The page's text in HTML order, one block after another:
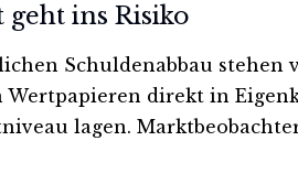
ins Risiko
Schuldenabbau stehen
direkt in
lagen.